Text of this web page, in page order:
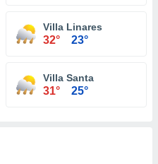
Villa Linares
32° 23°
Villa Santa
31° 25°